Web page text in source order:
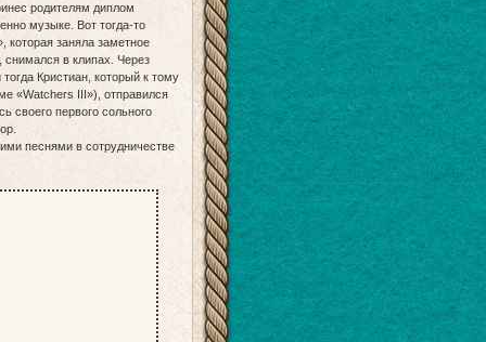
родителям диплом
музыке. Вот тогда-то
которая заняла заметное
снимался в клипах. Через
Кристиан, который к тому
«Watchers III»), отправился
своего первого сольного
песнями в сотрудничестве